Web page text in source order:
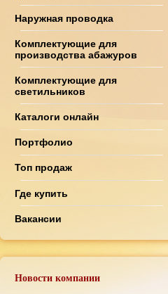
Наружная проводка
Комплектующие для
производства абажуров
Комплектующие для
светильников
Каталоги онлайн
Портфолио
Топ продаж
Где купить
Вакансии
Новости компании